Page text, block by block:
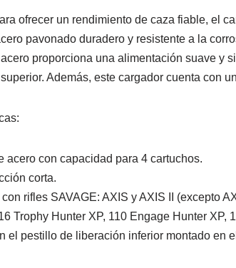
ofrecer un rendimiento de caza fiable, el
pavonado duradero y resistente a la
proporciona una alimentación suave y
Además, este cargador cuenta con
acero con capacidad para 4 cartuchos.
corta.
rifles SAVAGE: AXIS y AXIS II (excepto
Trophy Hunter XP, 110 Engage Hunter XP,
el pestillo de liberación inferior montado en